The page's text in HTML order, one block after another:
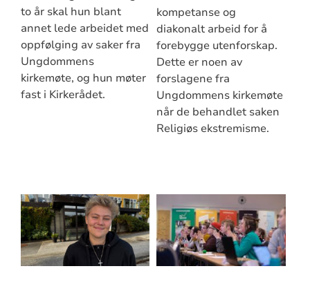
to år skal hun blant
annet lede arbeidet med
oppfølging av saker fra
Ungdommens
kirkemøte, og hun møter
fast i Kirkerådet.
kompetanse og
diakonalt arbeid for å
forebygge utenforskap.
Dette er noen av
forslagene fra
Ungdommens kirkemøte
når de behandlet saken
Religiøs ekstremisme.